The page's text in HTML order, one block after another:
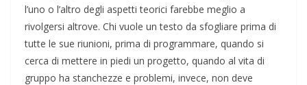
l’uno o l’altro degli aspetti teorici farebbe meglio a
rivolgersi altrove. Chi vuole un testo da sfogliare prima di
tutte le sue riunioni, prima di programmare, quando si
cerca di mettere in piedi un progetto, quando al vita di
gruppo ha stanchezze e problemi, invece, non deve